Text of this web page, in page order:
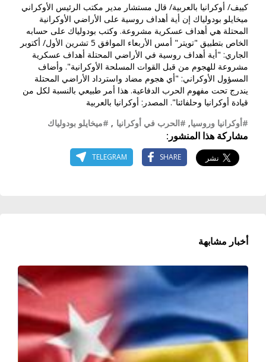
كييف/ أوكرانيا بالعربية/ قال مستشار مدير مكتب الرئيس الأوكراني
ميخايلو بودولياك إن أية أهداف روسية على الأراضي الأوكرانية
المحتلة هي أهداف عسكرية مشروعة. وكتب بودولياك على حسابه
الخاص بتطبيق "تويتر" أمس الأربعاء الموافق 5 تشرين الأول/ أكتوبر
الجاري: "أية أهداف روسية في الأراضي المحتلة أهداف عسكرية
مشروعة للهجوم من قبل القوات المسلحة الأوكرانية". وأضاف
المسؤول الأوكراني: "أي هجوم مضاد واسترداد الأراضي المحتلة
يندرج تحت مفهوم الحرب الدفاعية. هذا أمر طبيعي بالنسبة لكل من
قيادة أوكرانيا وحلفائنا". المصدر: أوكرانيا بالعربية
#أوكرانيا وروسيا, #الحرب في أوكرانيا , #ميخايلو بودولياك
مشاركة هذا المنشور:
SHARE
TELEGRAM
أخبار مشابهة